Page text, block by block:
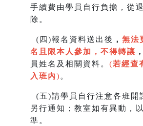
手續費由學員自行負擔，從
除。
( 四)報名資料送出後 ， 無法
名且限本人參加，不得轉讓 ，
員姓名及相關資料。 (若經查
入班內)。
(五)請學員自行注意各班開
另行通知；教室如有異動，
準。